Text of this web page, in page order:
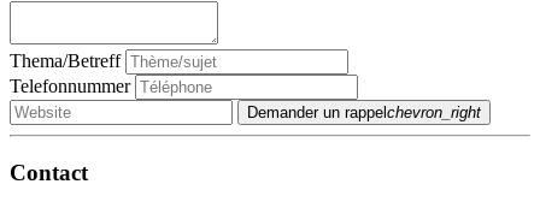
Thema/Betreff
Telefonnummer
Demander un rappel chevron_right
Contact